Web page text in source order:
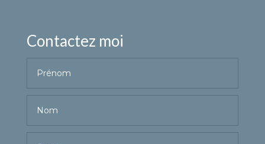
Contactez moi